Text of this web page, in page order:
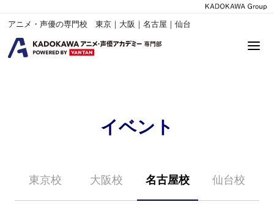
アニメ・声優の専門校 東京｜大阪｜名古屋｜仙台
イベント
東京校 大阪校 名古屋校 仙台校